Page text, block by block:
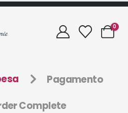
0
Pagamento
Complete